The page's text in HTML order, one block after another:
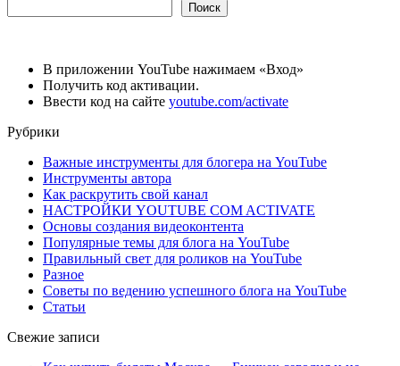
Поиск
В приложении YouTube нажимаем «Вход»
Получить код активации.
Ввести код на сайте youtube.com/activate
Рубрики
Важные инструменты для блогера на YouTube
Инструменты автора
Как раскрутить свой канал
НАСТРОЙКИ YOUTUBE COM ACTIVATE
Основы создания видеоконтента
Популярные темы для блога на YouTube
Правильный свет для роликов на YouTube
Разное
Советы по ведению успешного блога на YouTube
Статьи
Свежие записи